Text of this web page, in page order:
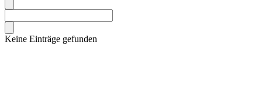
Keine Einträge gefunden